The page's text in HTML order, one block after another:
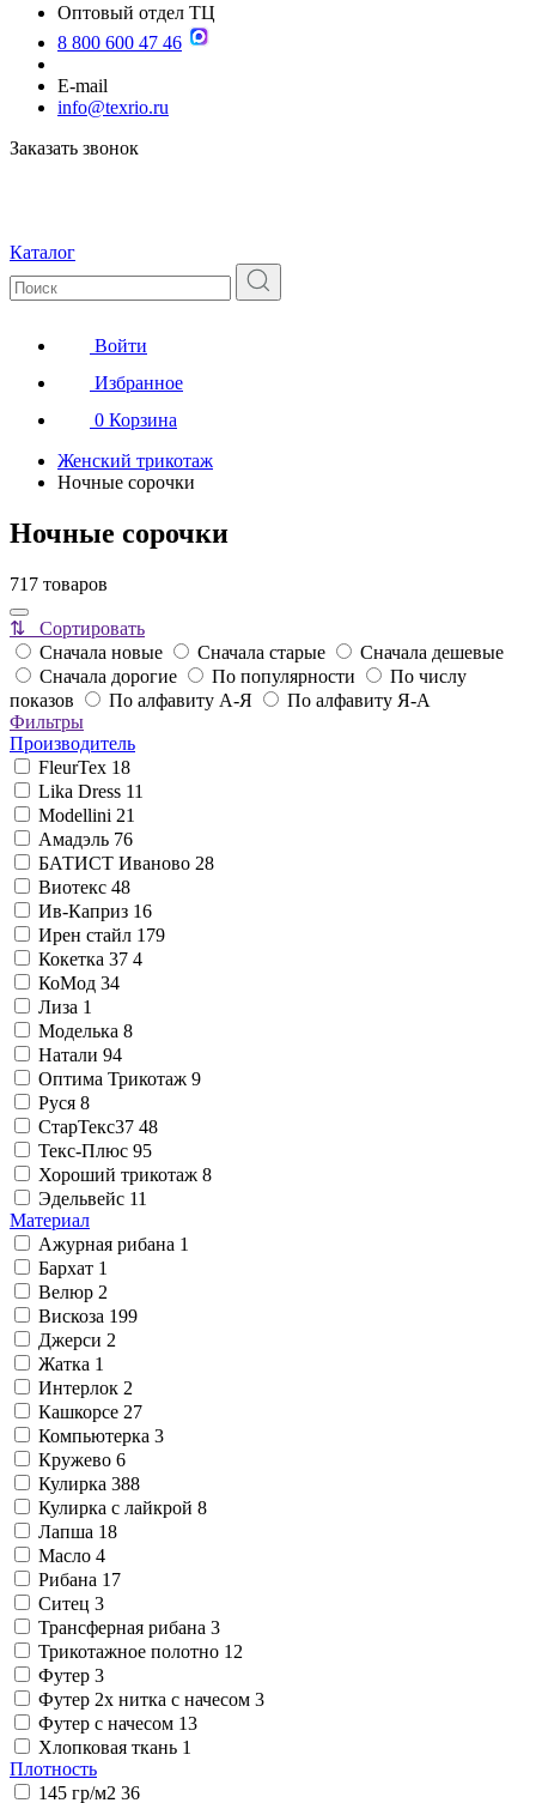
Оптовый отдел ТЦ
8 800 600 47 46
E-mail
info@texrio.ru
Заказать звонок
Каталог
Войти
Избранное
0 Корзина
Женский трикотаж
Ночные сорочки
Ночные сорочки
717 товаров
⇅ Сортировать
Сначала новые
Сначала старые
Сначала дешевые
Сначала дорогие
По популярности
По числу
показов
По алфавиту А-Я
По алфавиту Я-А
Фильтры
Производитель
FleurTex 18
Lika Dress 11
Modellini 21
Амадэль 76
БАТИСТ Иваново 28
Виотекс 48
Ив-Каприз 16
Ирен стайл 179
Кокетка 37 4
КоМод 34
Лиза 1
Моделька 8
Натали 94
Оптима Трикотаж 9
Руся 8
СтарТекс37 48
Текс-Плюс 95
Хороший трикотаж 8
Эдельвейс 11
Материал
Ажурная рибана 1
Бархат 1
Велюр 2
Вискоза 199
Джерси 2
Жатка 1
Интерлок 2
Кашкорсе 27
Компьютерка 3
Кружево 6
Кулирка 388
Кулирка с лайкрой 8
Лапша 18
Масло 4
Рибана 17
Ситец 3
Трансферная рибана 3
Трикотажное полотно 12
Футер 3
Футер 2х нитка с начесом 3
Футер с начесом 13
Хлопковая ткань 1
Плотность
145 гр/м2 36